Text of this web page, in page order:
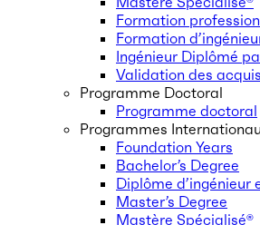
Formation
Formation
Ingénieur Diplômé
Validation des
Programme Doctoral
Programme doctoral
Programmes
Foundation Years
Bachelor’s Degree
Diplôme d’ingénieur
Master’s Degree
Mastère Spécialisé®